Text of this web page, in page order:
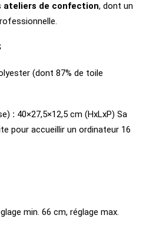
ateliers de confection, dont un
(dont 87% de toile
: 40×27,5×12,5 cm (HxLxP) Sa
pour accueillir un ordinateur 16
min. 66 cm, réglage max.